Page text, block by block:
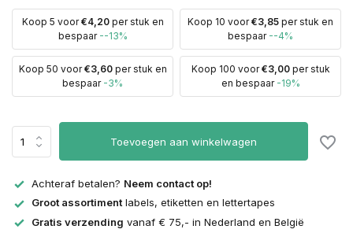
Koop 5 voor€4,20per stuk en
bespaar --13%
Koop 10 voor€3,85 per stuk en
bespaar --4%
Koop 50 voor€3,60per stuk en
bespaar -3%
Koop 100 voor€3,00per stuk
en bespaar -19%
Toevoegen aan winkelwagen
Achteraf betalen? Neem contact op!
Groot assortimentlabels, etiketten en lettertapes
Gratis verzending vanaf € 75,- in Nederland en België